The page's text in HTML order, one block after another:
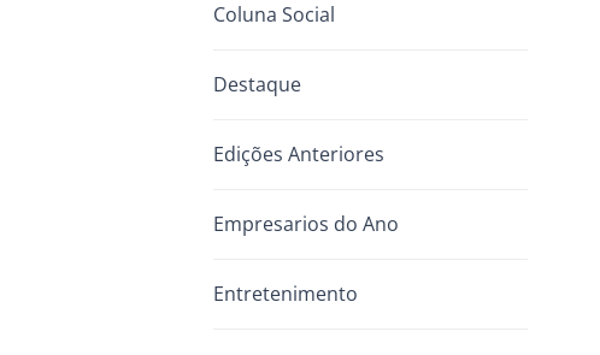
Coluna Social
Destaque
Edições Anteriores
Empresarios do Ano
Entretenimento